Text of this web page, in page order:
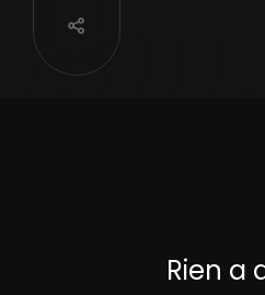
Rien a